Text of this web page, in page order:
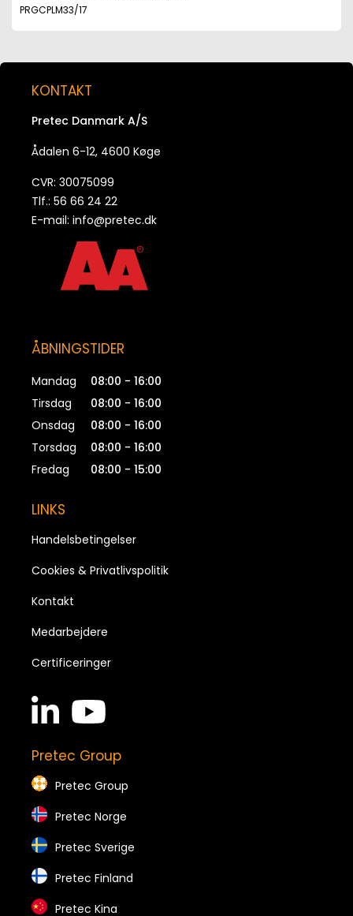
PRGCPLM33/17
KONTAKT
Pretec Danmark A/S
Ådalen 6-12, 4600 Køge
CVR: 30075099
Tlf.: 56 66 24 22
E-mail: info@pretec.dk
ÅBNINGSTIDER
Mandag
08:00 - 16:00
Tirsdag
08:00 - 16:00
Onsdag
08:00 - 16:00
Torsdag
08:00 - 16:00
Fredag
08:00 - 15:00
LINKS
Handelsbetingelser
Cookies & Privatlivspolitik
Kontakt
Medarbejdere
Certificeringer
linkedin
in
Pretec Group
Pretec Group
Pretec Norge
Pretec Sverige
Pretec Finland
Pretec Kina